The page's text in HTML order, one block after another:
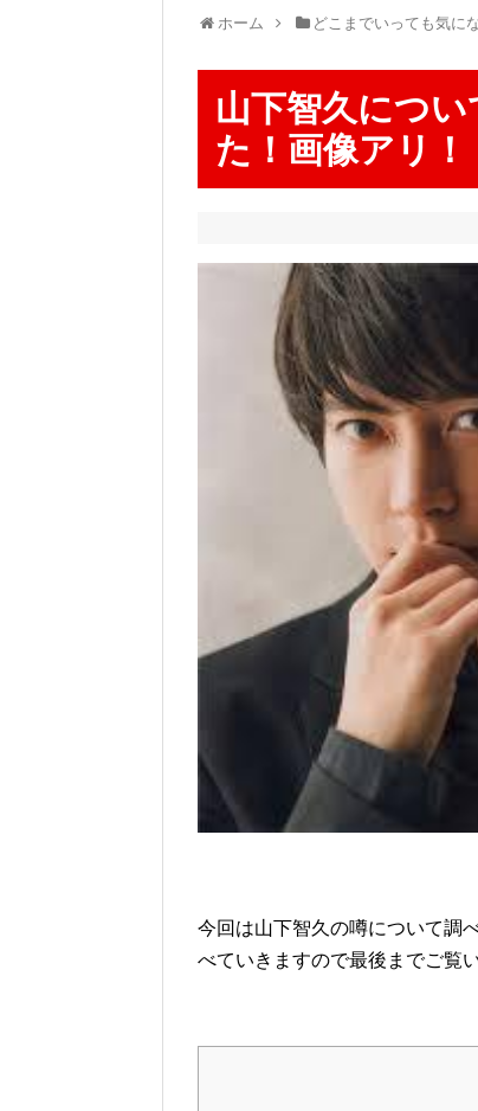
ホーム どこまでいっても気に
山下智久につ
た！画像アリ！
今回は山下智久の噂について調
べていきますので最後までご覧